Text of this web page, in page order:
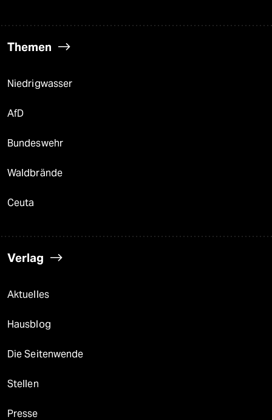
Themen
Niedrigwasser
AfD
Bundeswehr
Waldbrände
Ceuta
Verlag
Aktuelles
Hausblog
Die Seitenwende
Stellen
Presse